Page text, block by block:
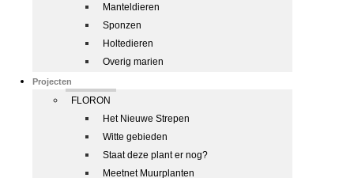
Manteldieren
Sponzen
Holtedieren
Overig marien
Projecten
FLORON
Het Nieuwe Strepen
Witte gebieden
Staat deze plant er nog?
Meetnet Muurplanten